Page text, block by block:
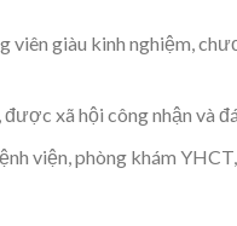
viên giàu kinh nghiệm,
xã hội công nhận và
viện, phòng khám